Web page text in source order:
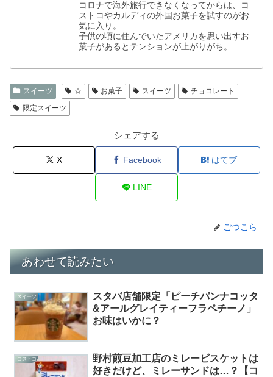
コロナで海外旅行できなくなってからは、コ
ストコやカルディの外国お菓子を試すのがお
気に入り。
子供の頃に住んでいたアメリカを思い出すお
菓子があるとテンションが上がりがち。
スイーツ ☆ お菓子 スイーツ
チョコレート
限定スイーツ
シェアする
X Facebook はてブ
LINE
ごつこら
あわせて読みたい
スイーツ
スタバ店舗限定「ピーチパンナコッタ
&アールグレイティーフラペチーノ」
お味はいかに？
コストコ
野村煎豆加工店のミレービスケットは
好きだけど、ミレーサンドは…？【コ